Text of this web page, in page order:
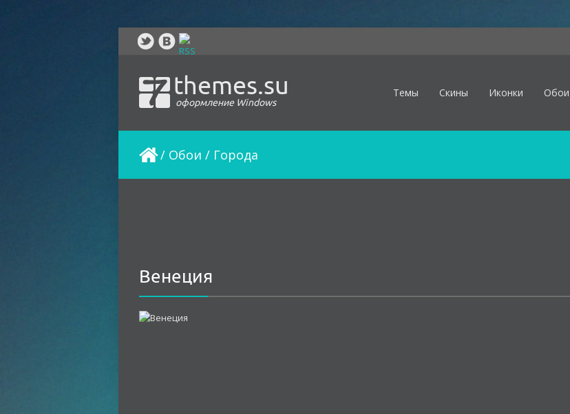
themes.su
оформление Windows
Темы Скины Иконки Обои
/ Обои / Города
Венеция